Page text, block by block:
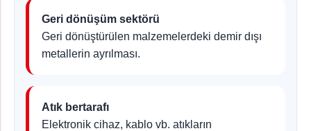
Geri dönüşüm sektörü
Geri dönüştürülen malzemelerdeki demir dışı
metallerin ayrılması.
Atık bertarafı
Elektronik cihaz, kablo vb. atıkların